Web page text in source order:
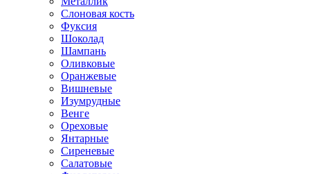
Слоновая кость
Фуксия
Шоколад
Шампань
Оливковые
Оранжевые
Вишневые
Изумрудные
Венге
Ореховые
Янтарные
Сиреневые
Салатовые